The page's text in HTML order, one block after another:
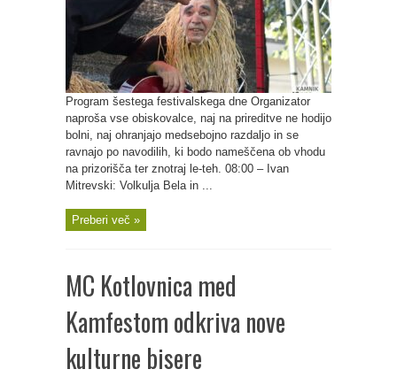
Program šestega festivalskega dne Organizator
naproša vse obiskovalce, naj na prireditve ne hodijo
bolni, naj ohranjajo medsebojno razdaljo in se
ravnajo po navodilih, ki bodo nameščena ob vhodu
na prizorišča ter znotraj le-teh. 08:00 – Ivan
Mitrevski: Volkulja Bela in ...
Preberi več »
MC Kotlovnica med
Kamfestom odkriva nove
kulturne bisere